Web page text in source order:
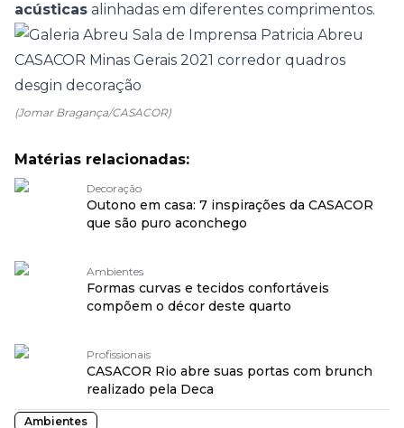
acústicas alinhadas em diferentes comprimentos.
(Jomar Bragança/CASACOR)
Matérias relacionadas:
Decoração
Outono em casa: 7 inspirações da CASACOR
que são puro aconchego
Ambientes
Formas curvas e tecidos confortáveis
compõem o décor deste quarto
Profissionais
CASACOR Rio abre suas portas com brunch
realizado pela Deca
Ambientes